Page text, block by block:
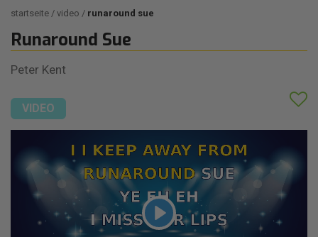
startseite video runaround sue
Runaround Sue
Peter Kent
VIDEO
Play